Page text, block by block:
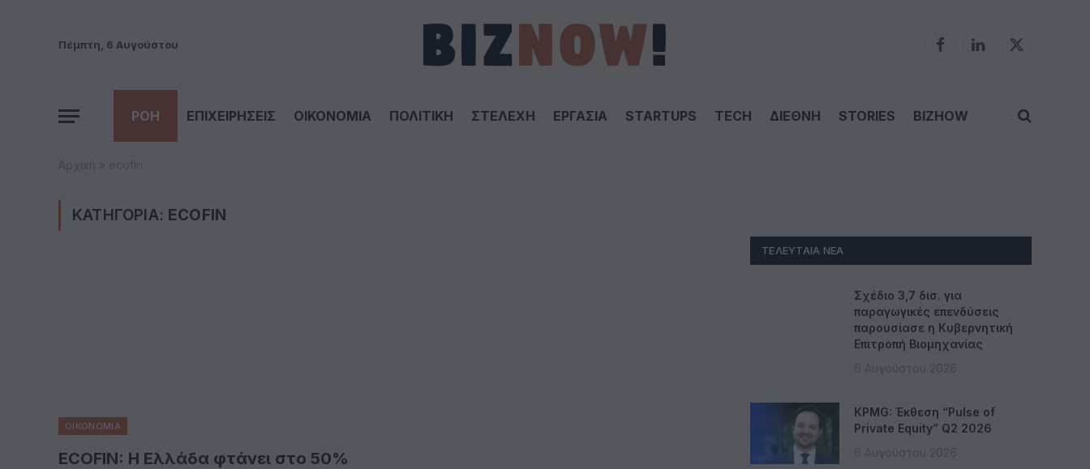
Πέμπτη, 6 Αυγούστου
FacebookLinkedIn
X
ΡΟΗ ΕΠΙΧΕΙΡΗΣΕΙΣ ΟΙΚΟΝΟΜΙΑ ΠΟΛΙΤΙΚΗ ΣΤΕΛΕΧΗ ΕΡΓΑΣΙΑ STARTUPS TECH ΔΙΕΘΝΗ STORIES BIZHOW
Αρχική
ΚΑΤΗΓΟΡΙΑ: ECOFIN
ΟΙΚΟΝΟΜΙΑ
ECOFIN: Η Ελλάδα φτάνει στο 50%
ΤΕΛΕΥΤΑΊΑ ΝΈΑ
Σχέδιο 3,7 δισ. για
παραγωγικές επενδύσεις
παρουσίασε η Κυβερνητική
Επιτροπή Βιομηχανίας
6 Αυγούστου 2026
KPMG: Έκθεση “Pulse of
Private Equity” Q2 2026
6 Αυγούστου 2026